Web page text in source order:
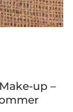
up –